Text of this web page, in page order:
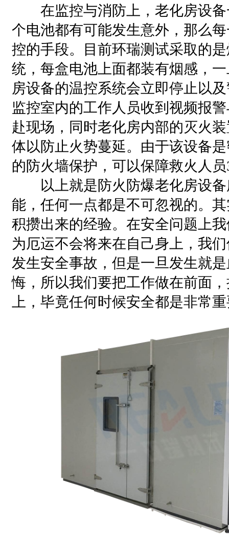
在监控与消防上，老化房设备
个电池都有可能发生意外，那么
控的手段。目前环瑞测试采取的
统，每盒电池上面都装有烟感，
房设备的温控系统会立即停止以
监控室内的工作人员收到视频报
赴现场，同时老化房内部的灭火
体以防止火势蔓延。由于该设备
的防火墙保护，可以保障救火人
以上就是防火防爆老化房设备
能，任何一点都是不可忽视的。
积攒出来的经验。在安全问题上
为厄运不会将来在自己身上，我
发生安全事故，但是一旦发生就
悔，所以我们要把工作做在前面
上，毕竟任何时候安全都是非常